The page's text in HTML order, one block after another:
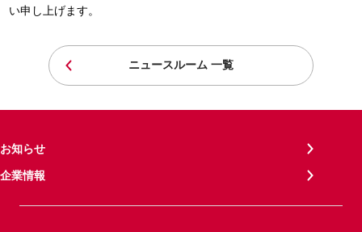
い申し上げます。
ニュースルーム 一覧
お知らせ
企業情報